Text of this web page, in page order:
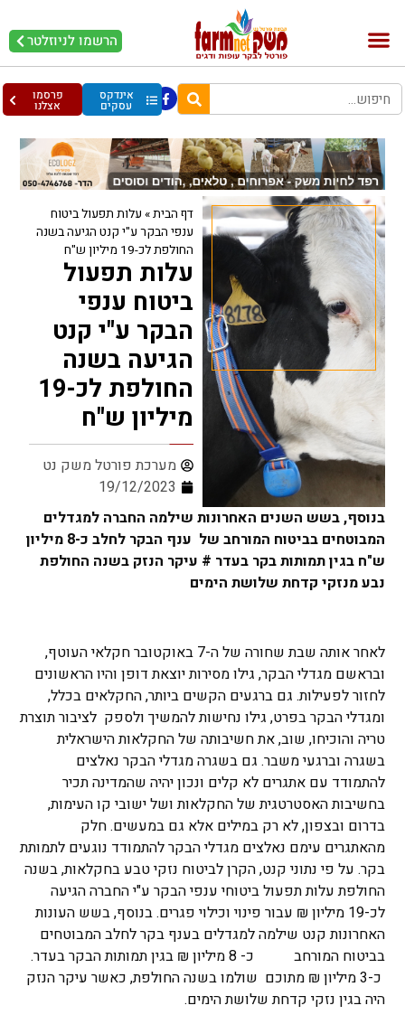
הרשמו לניוזלטר
אינדקס
עסקים
פרסמו
אצלנו
דף הבית» עלות תפעול ביטוח
ענפי הבקר ע"י קנט הגיעה בשנה
החולפת לכ-19 מיליון ש"ח
עלות תפעול
ביטוח ענפי
הבקר ע"י קנט
הגיעה בשנה
החולפת לכ-19
מיליון ש"ח
מערכת פורטל משק נט
19/12/2023
בנוסף, בשש השנים האחרונות שילמה החברה למגדלים
המבוטחים בביטוח המורחב של ענף הבקר לחלב כ-8 מיליון
ש"ח בגין תמותות בקר בעדר # עיקר הנזק בשנה החולפת
נבע מנזקי קדחת שלושת הימים
לאחר אותה שבת שחורה של ה-7 באוקטובר חקלאי העוטף,
ובראשם מגדלי הבקר, גילו מסירות יוצאת דופן והיו הראשונים
לחזור לפעילות. גם ברגעים הקשים ביותר, החקלאים בכלל,
ומגדלי הבקר בפרט, גילו נחישות להמשיך ולספק לציבור תוצרת
טריה והוכיחו, שוב, את חשיבותה של החקלאות הישראלית
בשגרה וברגעי משבר. גם בשגרה מגדלי הבקר נאלצים
להתמודד עם אתגרים לא קלים ונכון יהיה שהמדינה תכיר
בחשיבות האסטרטגית של החקלאות ושל ישובי קו העימות,
בדרום ובצפון, לא רק במילים אלא גם במעשים. חלק
מהאתגרים עימם נאלצים מגדלי הבקר להתמודד נוגעים לתמותת
בקר. על פי נתוני קנט, הקרן לביטוח נזקי טבע בחקלאות, בשנה
החולפת עלות תפעול ביטוחי ענפי הבקר ע"י החברה הגיעה
לכ-19 מיליון ₪ עבור פינוי וכילוי פגרים. בנוסף, בשש העונות
האחרונות קנט שילמה למגדלים בענף בקר לחלב המבוטחים
בביטוח המורחב כ- 8 מיליון ₪ בגין תמותות הבקר בעדר.
כ-3 מיליון ₪ מתוכם שולמו בשנה החולפת, כאשר עיקר הנזק
היה בגין נזקי קדחת שלושת הימים.